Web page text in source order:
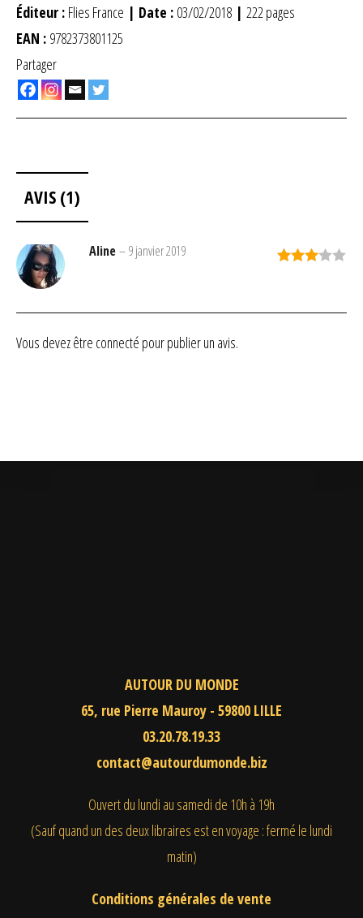
Éditeur : Flies France | Date : 03/02/2018 | 222 pages
EAN : 9782373801125
Partager
AVIS (1)
Aline–9 janvier 2019
Vous devez être connecté pour publier un avis.
AUTOUR DU MONDE
65, rue Pierre Mauroy - 59800 LILLE
03.20.78.19.33
contact@autourdumonde.biz
Ouvert du lundi au samedi de 10h à 19h
(Sauf quand un des deux libraires est en voyage : fermé le lundi
matin)
Conditions générales de vente